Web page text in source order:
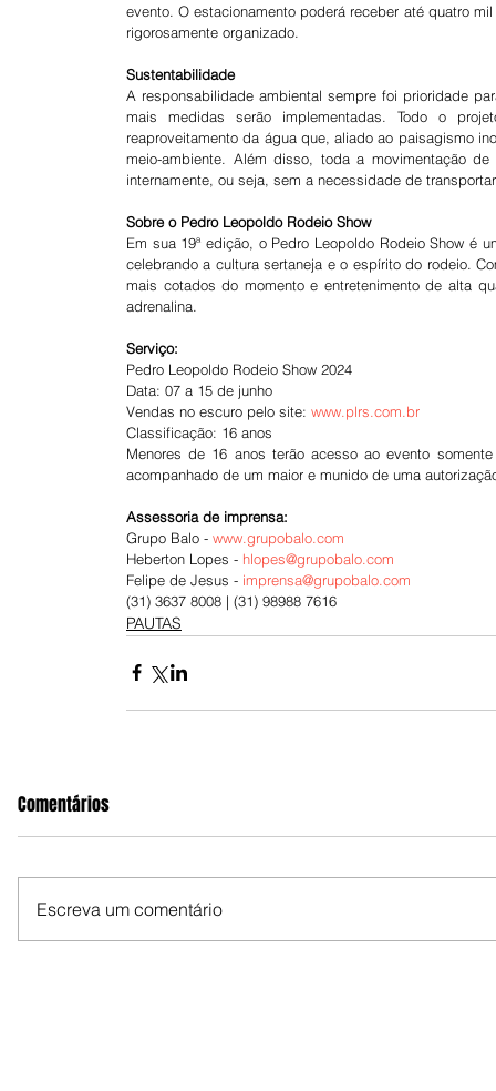
evento. O estacionamento poderá receber até quatro
rigorosamente organizado.
Sustentabilidade
A responsabilidade ambiental sempre foi prioridade
mais medidas serão implementadas. Todo o
reaproveitamento da água que, aliado ao paisagismo
meio-ambiente. Além disso, toda a movimentação
internamente, ou seja, sem a necessidade de
Sobre o Pedro Leopoldo Rodeio Show
Em sua 19ª edição, o Pedro Leopoldo Rodeio Show é
celebrando a cultura sertaneja e o espírito do rodeio.
mais cotados do momento e entretenimento de alta
adrenalina.
Serviço:
Pedro Leopoldo Rodeio Show 2024
Data: 07 a 15 de junho
Vendas no escuro pelo site: www.plrs.com.br
Classificação: 16 anos
Menores de 16 anos terão acesso ao evento
acompanhado de um maior e munido de uma
Assessoria de imprensa:
Grupo Balo - www.grupobalo.com
Heberton Lopes - hlopes@grupobalo.com
Felipe de Jesus - imprensa@grupobalo.com
(31) 3637 8008 | (31) 98988 7616
PAUTAS
Comentários
Escreva um comentário